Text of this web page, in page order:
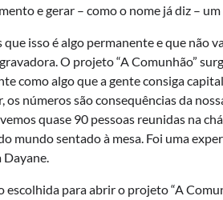
e gerar – como o nome já diz –
isso é algo permanente e que não
O projeto “A Comunhão”
como algo que a gente consiga
os números são consequências da
quase 90 pessoas reunidas na
mundo sentado à mesa. Foi uma
Dayane.
escolhida para abrir o projeto “A